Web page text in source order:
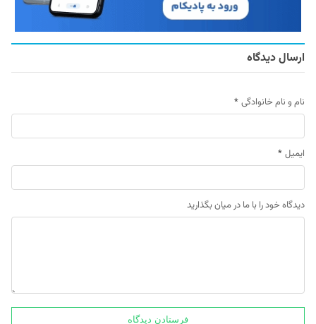
ارسال دیدگاه
نام و نام خانوادگی *
ایمیل *
دیدگاه خود را با ما در میان بگذارید